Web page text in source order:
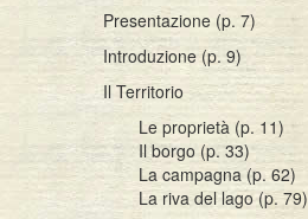
Presentazione (p. 7)
Introduzione (p. 9)
Il Territorio
Le proprietà (p. 11)
Il borgo (p. 33)
La campagna (p. 62)
La riva del lago (p. 79)